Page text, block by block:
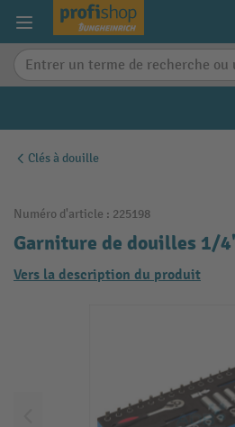
content
Clés à douille
Numéro d'article : 225198
Garniture de douilles 1/
Vers la description du produit